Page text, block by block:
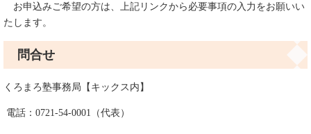
お申込みご希望の方は、上記リンクから必要事項の入力をお願いい
たします。
問合せ
くろまろ塾事務局【キックス内】
電話：0721-54-0001（代表）